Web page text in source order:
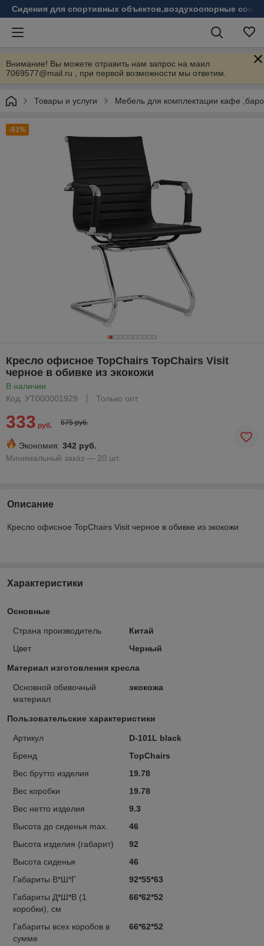
Сидения для спортивных объектов,воздухоопорные
Внимание! Вы можете отравить нам запрос на маил
7069577@mail.ru , при первой возможности мы ответим.
Товары и услуги Мебель для комплектации кафе
-51%
Кресло офисное TopChairs TopChairs Visit
черное в обивке из экокожи
В наличии
Код: УТ000001929
Только опт
333 руб. 675 руб.
Экономия: 342 руб.
Минимальный заказ — 20 шт.
Описание
Кресло офисное TopChairs Visit черное в обивке из экокожи
Характеристики
Основные
Страна производитель
Китай
Цвет
Черный
Материал изготовления кресла
Основной обивочный
материал
экокожа
Пользовательские характеристики
Артикул
D-101L black
Бренд
TopChairs
Вес брутто изделия
19.78
Вес коробки
19.78
Вес нетто изделия
9.3
Высота до сиденья max.
46
Высота изделия (габарит)
92
Высота сиденья
46
Габариты В*Ш*Г
92*55*63
Габариты Д*Ш*В (1
коробки), см
66*62*52
Габариты всех коробов в
сумме
66*62*52